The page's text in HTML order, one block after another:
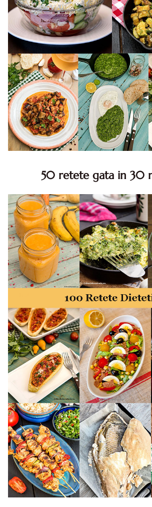
50 retete gata in 30
minute. Retete rapide. Retete rapide
retete mancare rapid